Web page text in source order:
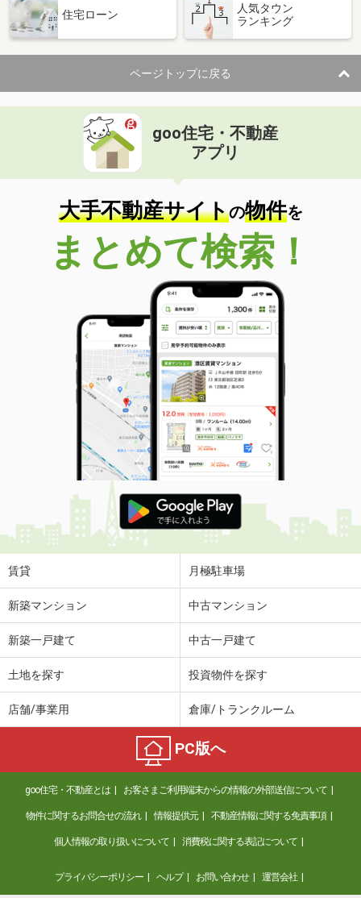
住宅ローン
人気タウン
ランキング
ページトップに戻る
goo住宅・不動産
アプリ
大手不動産サイトの物件を
まとめて検索！
賃貸 月極駐車場
新築マンション 中古マンション
新築一戸建て 中古一戸建て
土地を探す 投資物件を探す
店舗/事業用 倉庫/トランクルーム
PC版へ
goo住宅・不動産とは お客さまご利用端末からの情報の外部送信について
物件に関するお問合せの流れ 情報提供元 不動産情報に関する免責事項
個人情報の取り扱いについて 消費税に関する表記について
プライバシーポリシー ヘルプ お問い合わせ 運営会社